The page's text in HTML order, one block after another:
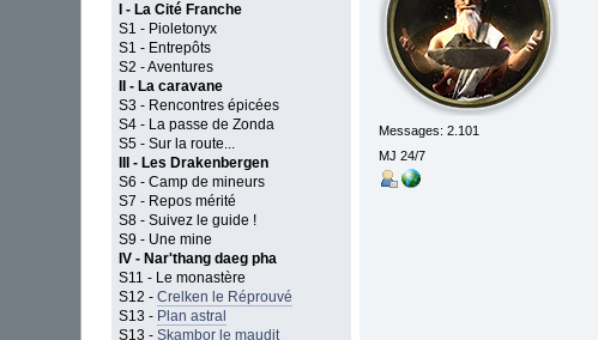
I - La Cité Franche
S1 - Pioletonyx
S1 - Entrepôts
S2 - Aventures
II - La caravane
S3 - Rencontres épicées
S4 - La passe de Zonda
S5 - Sur la route...
III - Les Drakenbergen
S6 - Camp de mineurs
S7 - Repos mérité
S8 - Suivez le guide !
S9 - Une mine
IV - Nar'thang daeg pha
S11 - Le monastère
S12 -Crelken le Réprouvé
S13 - Plan astral
S13 -Skambor le maudit
Messages: 2.101
MJ 24/7